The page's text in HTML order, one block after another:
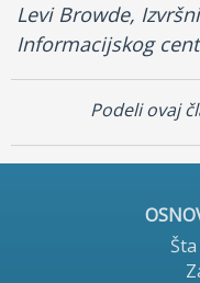
Levi Browde,
Informacijskog
Podeli ovaj